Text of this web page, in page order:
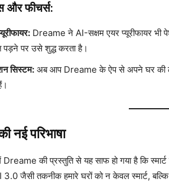
और फीचर्स:
Dreame ने AI-सक्षम एयर प्यूरीफायर भी
पर उसे शुद्ध करता है।
सिस्टम: अब आप Dreame के ऐप से अपने घर की
नई परिभाषा
की प्रस्तुति से यह साफ हो गया है कि
जैसी तकनीक हमारे घरों को न केवल स्मार्ट,